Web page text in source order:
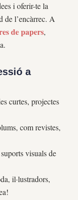
i oferir-te la
de l’encàrrec. A
de papers,
a
curtes, projectes
com revistes,
visuals de
il·lustradors,